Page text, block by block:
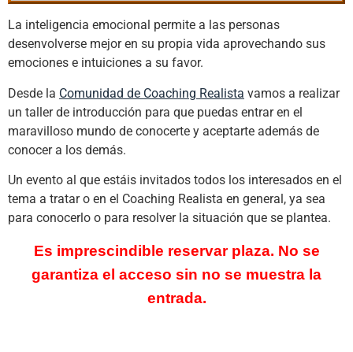
La inteligencia emocional permite a las personas
desenvolverse mejor en su propia vida aprovechando sus
emociones e intuiciones a su favor.
Desde la Comunidad de Coaching Realista vamos a realizar
un taller de introducción para que puedas entrar en el
maravilloso mundo de conocerte y aceptarte además de
conocer a los demás.
Un evento al que estáis invitados todos los interesados en el
tema a tratar o en el Coaching Realista en general, ya sea
para conocerlo o para resolver la situación que se plantea.
Es imprescindible reservar plaza. No se
garantiza el acceso sin no se muestra la
entrada.